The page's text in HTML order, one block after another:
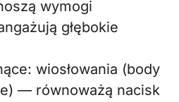
wymogi
głębokie
wiosłowania (body
— równoważą nacisk